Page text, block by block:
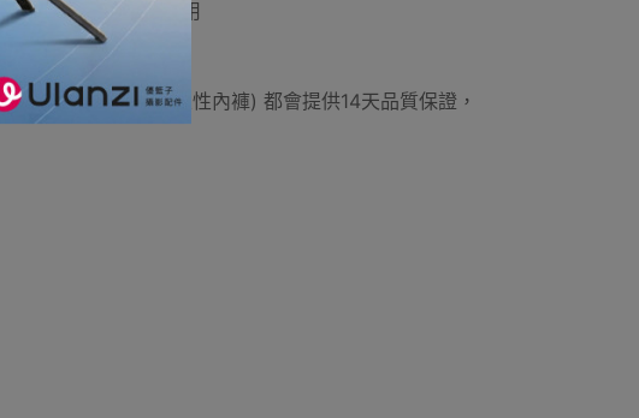
歡迎到觀塘陳列試用
性用品外(例如:一次性內褲) 都會提供14天品質保證，